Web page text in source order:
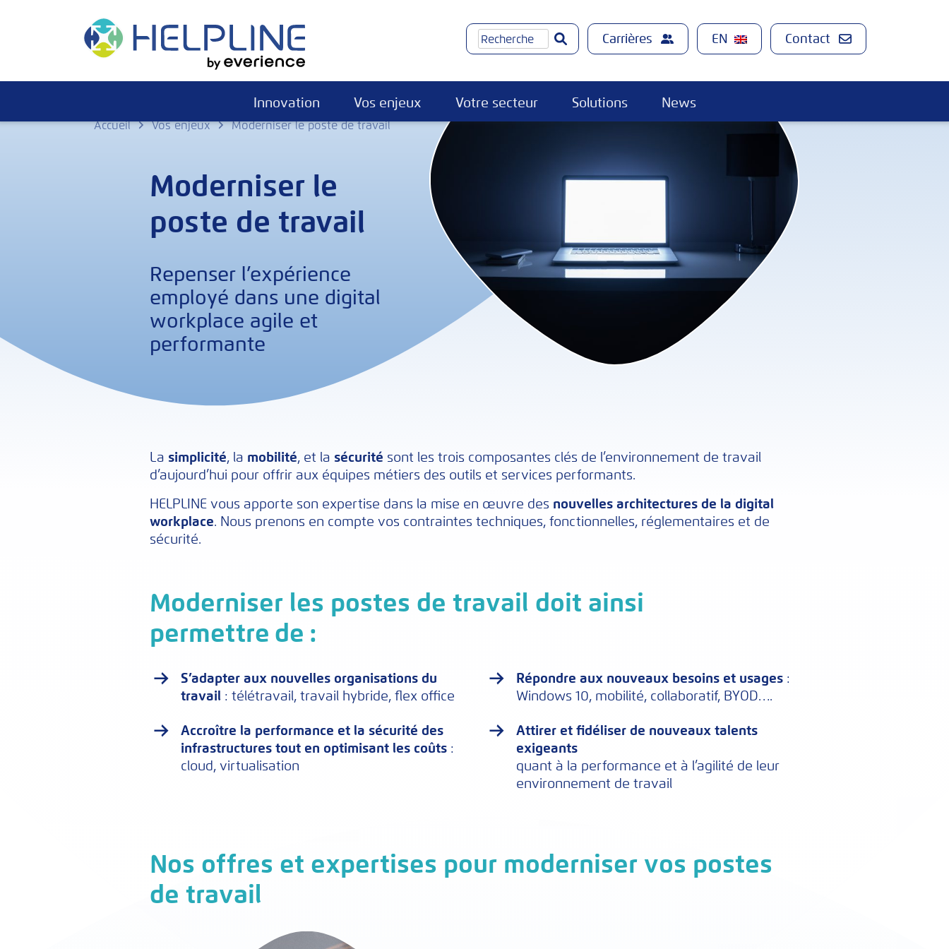
Rechercher Carrières Contact
Innovation Vos enjeux Votre secteur Solutions News
Accueil Vos enjeux Moderniser le poste de travail
Moderniser le
poste de travail
Repenser l’expérience
employé dans une digital
workplace agile et
performante
La simplicité, la mobilité, et la sécurité sont les trois composantes clés de l’environnement de travail
d’aujourd’hui pour offrir aux équipes métiers des outils et services performants.
HELPLINE vous apporte son expertise dans la mise en œuvre des nouvelles architectures de la digital
workplace. Nous prenons en compte vos contraintes techniques, fonctionnelles, réglementaires et de
sécurité.
Moderniser les postes de travail doit ainsi
permettre de :
S’adapter aux nouvelles organisations du
travail : télétravail, travail hybride, flex office
Accroître la performance et la sécurité des
infrastructures tout en optimisant les coûts :
cloud, virtualisation
Répondre aux nouveaux besoins et usages :
Windows 10, mobilité, collaboratif, BYOD….
Attirer et fidéliser de nouveaux talents
exigeants
quant à la performance et à l’agilité de leur
environnement de travail
Nos offres et expertises pour moderniser vos postes
de travail